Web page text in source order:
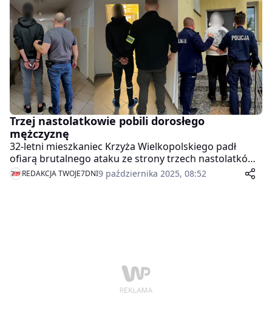
Trzej nastolatkowie pobili dorosłego
mężczyznę
32-letni mieszkaniec Krzyża Wielkopolskiego padł
ofiarą brutalnego ataku ze strony trzech nastolatków.
Sprawcy, w wieku 16 i 17 lat, zostali już zatrzymani
przez miejscowych policjantów.
REDAKCJA TWOJE7DNI9 października 2025, 08:52